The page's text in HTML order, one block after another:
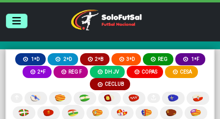
1ªD 2ªD 2ªB 3ªD REG 1ªF
2ªF REG F DH JV COPAS CESA
CECLUB